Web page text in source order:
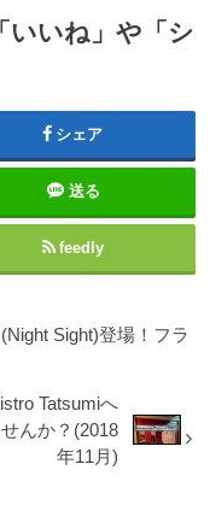
いいね」や「シ
シェア
送る
feedly
Sight)登場！フラ
Tatsumiへ
んか？(2018
年11月)